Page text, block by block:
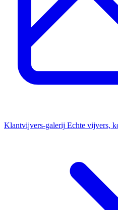
Klantvijvers-galerij Echte vijvers,